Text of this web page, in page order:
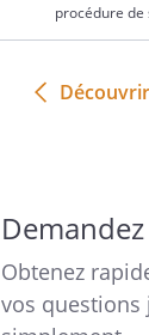
procédure
Obtenez
vos